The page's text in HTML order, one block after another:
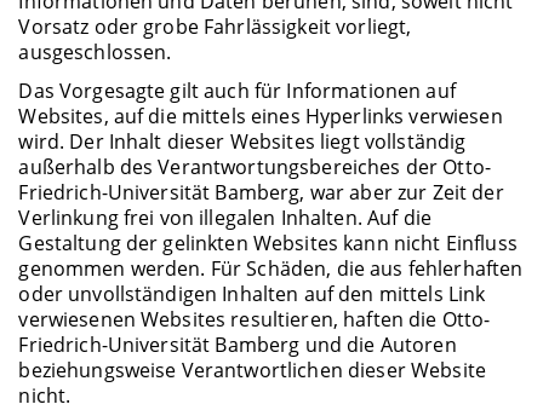
Vorsatz oder grobe Fahrlässigkeit vorliegt,
ausgeschlossen.
Das Vorgesagte gilt auch für Informationen auf
Websites, auf die mittels eines Hyperlinks verwiesen
wird. Der Inhalt dieser Websites liegt vollständig
außerhalb des Verantwortungsbereiches der Otto-
Friedrich-Universität Bamberg, war aber zur Zeit der
Verlinkung frei von illegalen Inhalten. Auf die
Gestaltung der gelinkten Websites kann nicht Einfluss
genommen werden. Für Schäden, die aus fehlerhaften
oder unvollständigen Inhalten auf den mittels Link
verwiesenen Websites resultieren, haften die Otto-
Friedrich-Universität Bamberg und die Autoren
beziehungsweise Verantwortlichen dieser Website
nicht.